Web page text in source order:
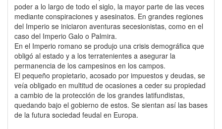
poder a lo largo de todo el siglo, la mayor parte de las veces
mediante conspiraciones y asesinatos. En grandes regiones
del Imperio se iniciaron aventuras secesionistas, como en el
caso del Imperio Galo o Palmira.
En el Imperio romano se produjo una crisis demográfica que
obligó al estado y a los terratenientes a asegurar la
permanencia de los campesinos en los campos.
El pequeño propietario, acosado por impuestos y deudas, se
veía obligado en multitud de ocasiones a ceder su propiedad
a cambio de la protección de los grandes latifundistas,
quedando bajo el gobierno de estos. Se sientan así las bases
de la futura sociedad feudal en Europa.